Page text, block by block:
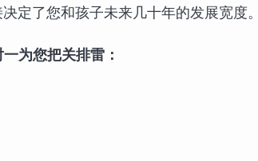
定了您和孩子未来几十年的发展宽度。
为您把关排雷：